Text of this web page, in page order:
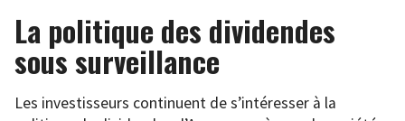
La politique des dividendes
sous surveillance
Les investisseurs continuent de s’intéresser à la